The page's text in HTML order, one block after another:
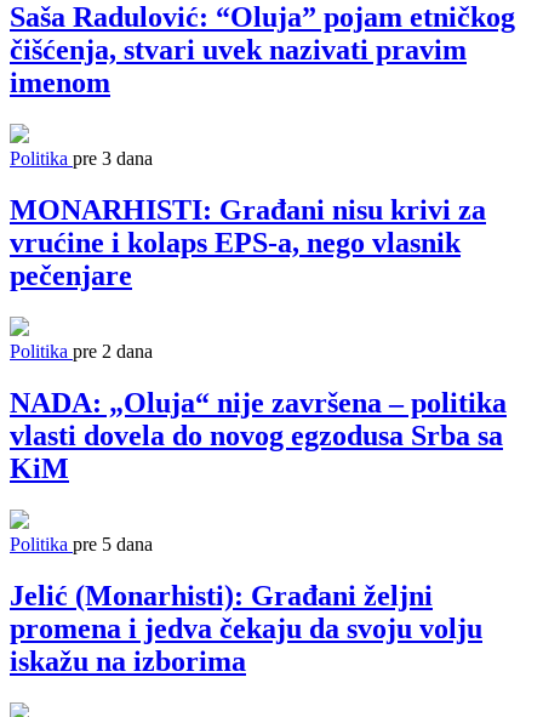
Saša Radulović: “Oluja” pojam etničkog
čišćenja, stvari uvek nazivati pravim
imenom
Politika pre 3 dana
MONARHISTI: Građani nisu krivi za
vrućine i kolaps EPS-a, nego vlasnik
pečenjare
Politika pre 2 dana
NADA: „Oluja“ nije završena – politika
vlasti dovela do novog egzodusa Srba sa
KiM
Politika pre 5 dana
Jelić (Monarhisti): Građani željni
promena i jedva čekaju da svoju volju
iskažu na izborima